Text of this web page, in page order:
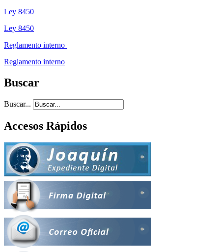
Ley 8450
Ley 8450
Reglamento interno
Reglamento interno
Buscar
Buscar...
Accesos Rápidos